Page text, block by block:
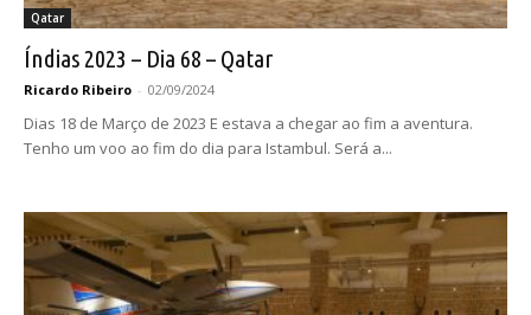
Qatar
Índias 2023 – Dia 68 – Qatar
Ricardo Ribeiro - 02/09/2024
Dias 18 de Março de 2023 E estava a chegar ao fim a aventura.
Tenho um voo ao fim do dia para Istambul. Será a...